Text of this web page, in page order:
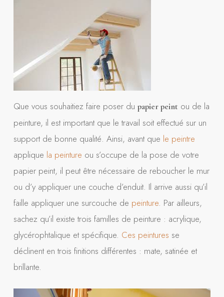
Que vous souhaitiez faire poser du papier peint ou de la
peinture, il est important que le travail soit effectué sur un
support de bonne qualité. Ainsi, avant que le peintre
applique la peinture ou s’occupe de la pose de votre
papier peint, il peut être nécessaire de reboucher le mur
ou d’y appliquer une couche d’enduit. Il arrive aussi qu’il
faille appliquer une surcouche de peinture. Par ailleurs,
sachez qu’il existe trois familles de peinture : acrylique,
glycérophtalique et spécifique. Ces peintures se
déclinent en trois finitions différentes : mate, satinée et
brillante.